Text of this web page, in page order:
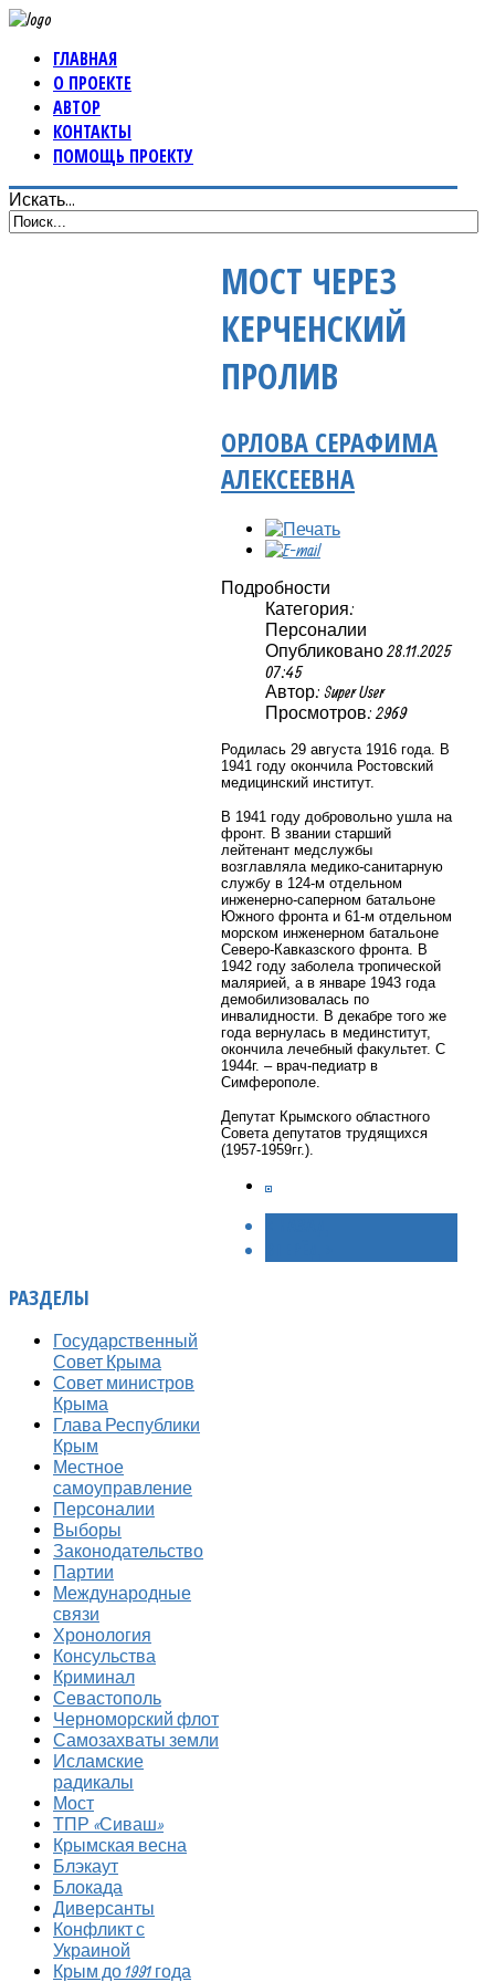
ГЛАВНАЯ
О ПРОЕКТЕ
АВТОР
КОНТАКТЫ
ПОМОЩЬ ПРОЕКТУ
Искать...
МОСТ ЧЕРЕЗ
КЕРЧЕНСКИЙ
ПРОЛИВ
ОРЛОВА СЕРАФИМА
АЛЕКСЕЕВНА
Подробности
Категория:
Персоналии
Опубликовано 28.11.2025
07:45
Автор: Super User
Просмотров: 2969
Родилась 29 августа 1916 года. В
1941 году окончила Ростовский
медицинский институт.
В 1941 году добровольно ушла на
фронт. В звании старший
лейтенант медслужбы
возглавляла медико-санитарную
службу в 124-м отдельном
инженерно-саперном батальоне
Южного фронта и 61-м отдельном
морском инженерном батальоне
Северо-Кавказского фронта. В
1942 году заболела тропической
малярией, а в январе 1943 года
демобилизовалась по
инвалидности. В декабре того же
года вернулась в мединститут,
окончила лечебный факультет. С
1944г. – врач-педиатр в
Симферополе.
Депутат Крымского областного
Совета депутатов трудящихся
(1957-1959гг.).
РАЗДЕЛЫ
Государственный
Совет Крыма
Совет министров
Крыма
Глава Республики
Крым
Местное
самоуправление
Персоналии
Выборы
Законодательство
Партии
Международные
связи
Хронология
Консульства
Криминал
Севастополь
Черноморский флот
Самозахваты земли
Исламские
радикалы
Мост
ТПР «Сиваш»
Крымская весна
Блэкаут
Блокада
Диверсанты
Конфликт с
Украиной
Крым до 1991 года